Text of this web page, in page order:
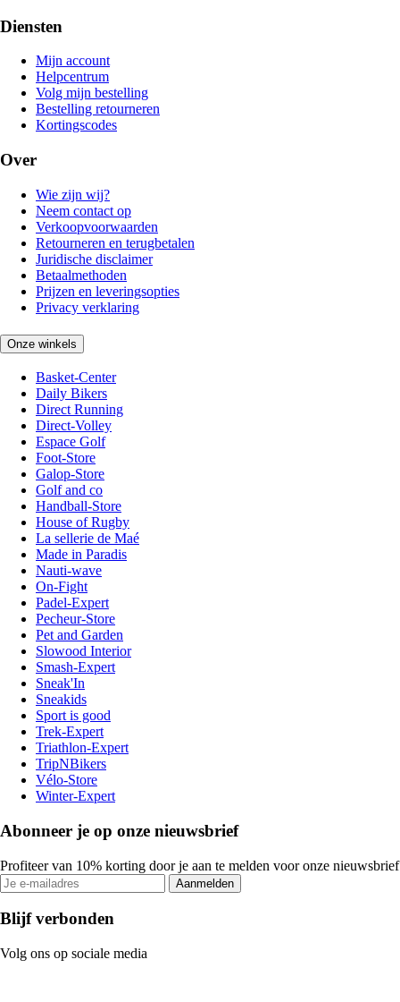
Diensten
Mijn account
Helpcentrum
Volg mijn bestelling
Bestelling retourneren
Kortingscodes
Over
Wie zijn wij?
Neem contact op
Verkoopvoorwaarden
Retourneren en terugbetalen
Juridische disclaimer
Betaalmethoden
Prijzen en leveringsopties
Privacy verklaring
Onze winkels
Basket-Center
Daily Bikers
Direct Running
Direct-Volley
Espace Golf
Foot-Store
Galop-Store
Golf and co
Handball-Store
House of Rugby
La sellerie de Maé
Made in Paradis
Nauti-wave
On-Fight
Padel-Expert
Pecheur-Store
Pet and Garden
Slowood Interior
Smash-Expert
Sneak'In
Sneakids
Sport is good
Trek-Expert
Triathlon-Expert
TripNBikers
Vélo-Store
Winter-Expert
Abonneer je op onze nieuwsbrief
Profiteer van 10% korting door je aan te melden voor onze nieuwsbrief
Aanmelden
Blijf verbonden
Volg ons op sociale media